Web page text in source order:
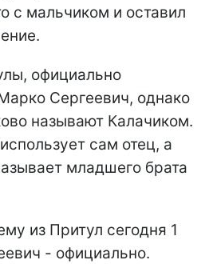
с мальчиком и оставил
официально
Сергеевич, однако
называют Калачиком.
сам отец, а
младшего брата
из Притул сегодня 1
- официально.